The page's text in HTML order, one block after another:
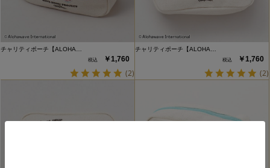
チャリティポーチ【ALOHA…
￥1,760
(2)
チャリティポーチ【ALOHA…
￥1,760
(2)